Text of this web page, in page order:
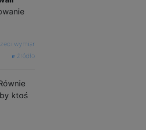
wymiar
źródło
ktoś